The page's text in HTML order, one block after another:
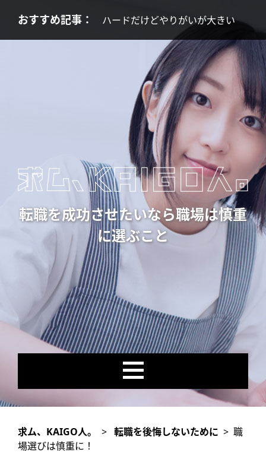
おすすめ記事： ハードだけどやりがいが大きい
転職を成功させたいなら職場は慎重
に選ぶこと
求ム、KAIGO人。 > 転職を後悔しないために > 職
場選びは慎重に！